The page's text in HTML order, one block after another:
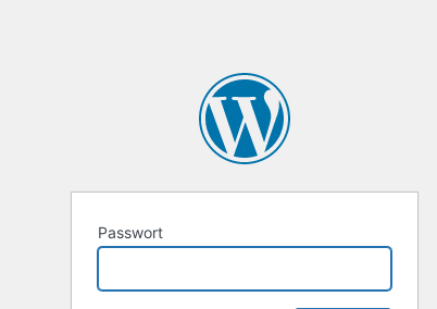
Passwort